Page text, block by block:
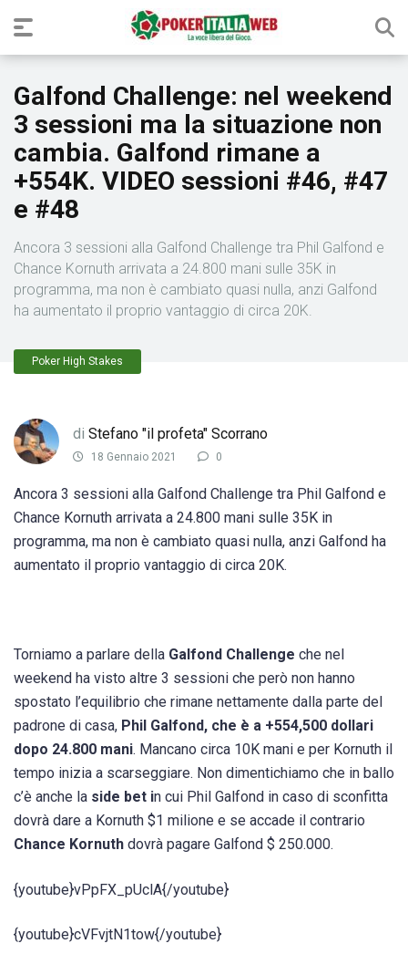
Galfond Challenge: nel weekend
3 sessioni ma la situazione non
cambia. Galfond rimane a
+554K. VIDEO sessioni #46, #47
e #48
Ancora 3 sessioni alla Galfond Challenge tra Phil Galfond e
Chance Kornuth arrivata a 24.800 mani sulle 35K in
programma, ma non è cambiato quasi nulla, anzi Galfond
ha aumentato il proprio vantaggio di circa 20K.
Poker High Stakes
di Stefano "il profeta" Scorrano
18 Gennaio 2021 0
Ancora 3 sessioni alla Galfond Challenge tra Phil Galfond e
Chance Kornuth arrivata a 24.800 mani sulle 35K in
programma, ma non è cambiato quasi nulla, anzi Galfond ha
aumentato il proprio vantaggio di circa 20K.
Torniamo a parlare della Galfond Challenge che nel
weekend ha visto altre 3 sessioni che però non hanno
spostato l’equilibrio che rimane nettamente dalla parte del
padrone di casa, Phil Galfond, che è a +554,500 dollari
dopo 24.800 mani. Mancano circa 10K mani e per Kornuth il
tempo inizia a scarseggiare. Non dimentichiamo che in ballo
c’è anche la side bet in cui Phil Galfond in caso di sconfitta
dovrà dare a Kornuth $1 milione e se accade il contrario
Chance Kornuth dovrà pagare Galfond $ 250.000.
{youtube}vPpFX_pUclA{/youtube}
{youtube}cVFvjtN1tow{/youtube}